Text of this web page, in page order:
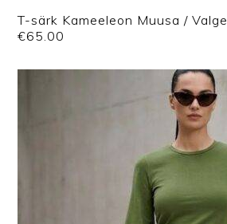
T-särk Kameeleon Muusa / Valge
€65.00